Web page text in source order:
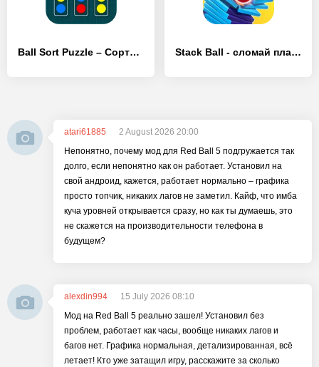
Ball Sort Puzzle – Сортировка Шариков Stack Ball - сломай платформы
atari61885
2 August 2026 20:00
Непонятно, почему мод для Red Ball 5 подгружается так
долго, если непонятно как он работает. Установил на
свой андроид, кажется, работает нормально – графика
просто топчик, никаких лагов не заметил. Кайф, что имба
куча уровней открывается сразу, но как ты думаешь, это
не скажется на производительности телефона в
будущем?
alexdin994
15 July 2026 08:10
Мод на Red Ball 5 реально зашел! Установил без
проблем, работает как часы, вообще никаких лагов и
багов нет. Графика нормальная, детализированная, всё
летает! Кто уже затащил игру, расскажите за сколько